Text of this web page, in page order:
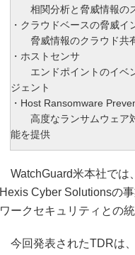
相関分析と脅威情報の
・クラウドベースの脅威イ
脅威情報のクラウド共
・ホストセンサ
エンドポイントのイベン
ジェント
・Host Ransomware
高度なランサムウェア対
能を提供
WatchGuard米本社では
Hexis Cyber Solutionsの
ワークセキュリティとの
今回発表されたTDRは